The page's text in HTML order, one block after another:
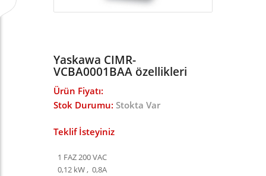
Yaskawa CIMR-
VCBA0001BAA özellikleri
Ürün Fiyatı:
Stok Durumu: Stokta Var
Teklif İsteyiniz
1 FAZ 200 VAC
0,12 kW , 0,8A